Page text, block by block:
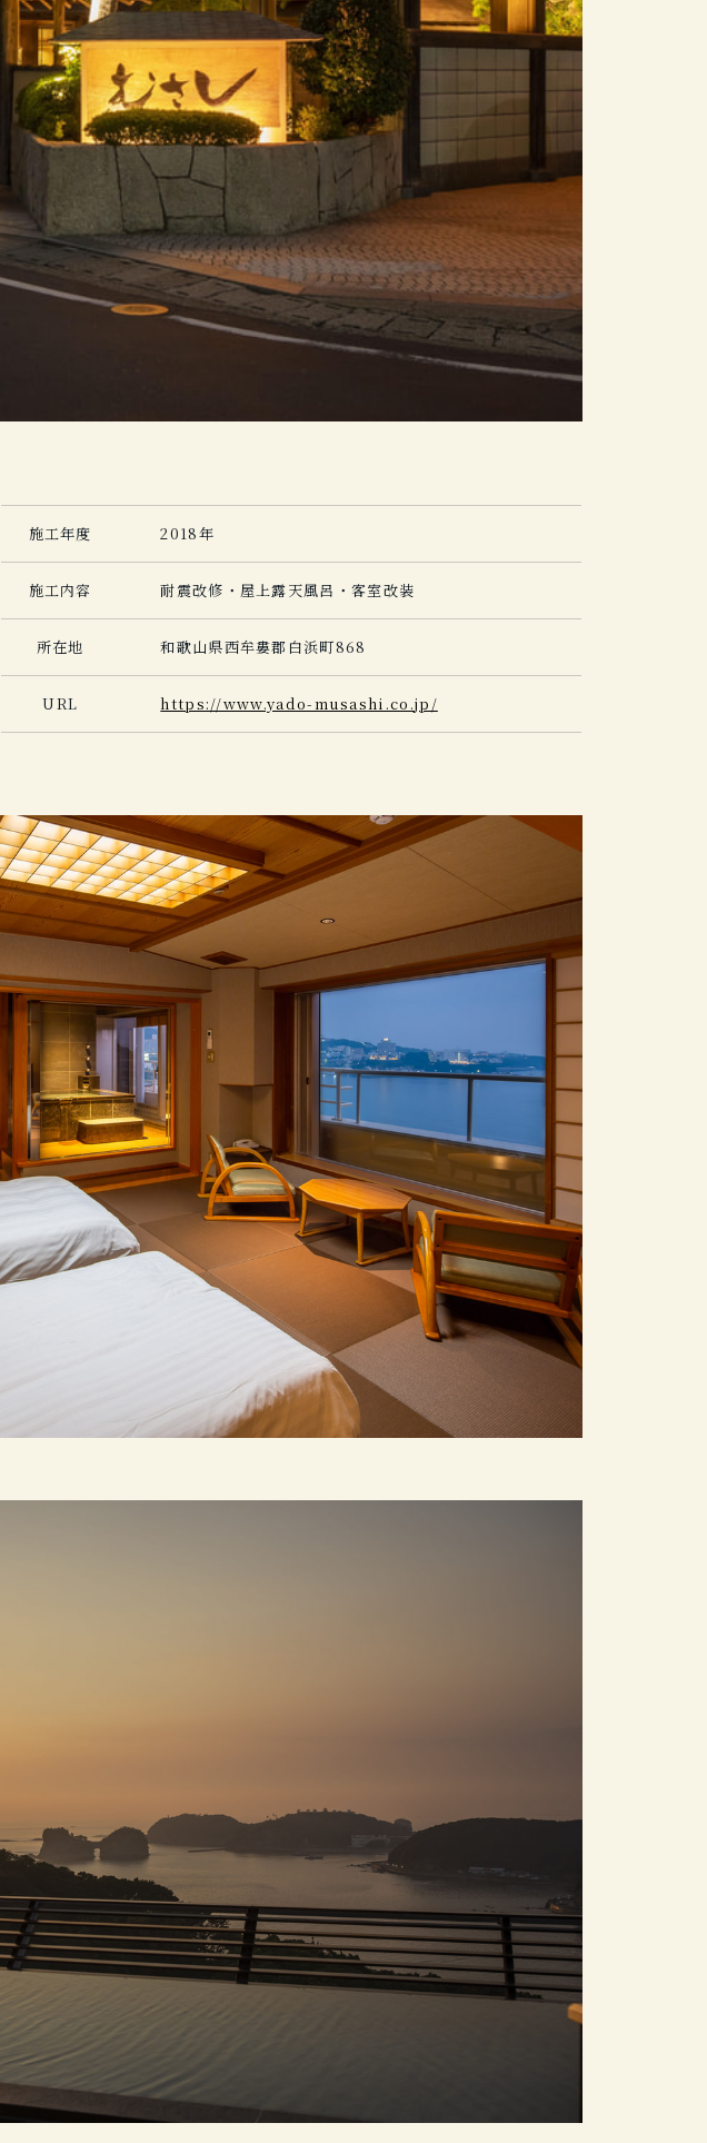
施工年度 2018年
施工内容 耐震改修・屋上露天風呂・客室改装
所在地 和歌山県西牟婁郡白浜町868
URL https://www.yado-musashi.co.jp/